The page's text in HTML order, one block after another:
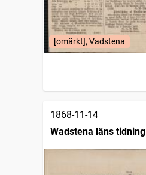
[omärkt], Vadstena
1868-11-14
Wadstena läns tidning